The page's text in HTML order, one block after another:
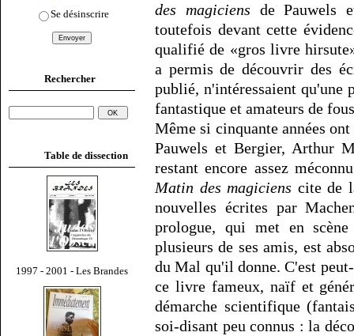
Se désinscrire
Rechercher
Table de dissection
1997 - 2001 - Les Brandes
des magiciens de Pauwels
toutefois devant cette
qualifié de «gros livre
a permis de découvrir des
publié, n'intéressaient qu'une
fantastique et amateurs de
Même si cinquante années
Pauwels et Bergier, Arthur
restant encore assez
Matin des magiciens cite de
nouvelles écrites par
prologue, qui met en
plusieurs de ses amis, est
du Mal qu'il donne. C'est
ce livre fameux, naïf et
démarche scientifique
soi-disant peu connus : la